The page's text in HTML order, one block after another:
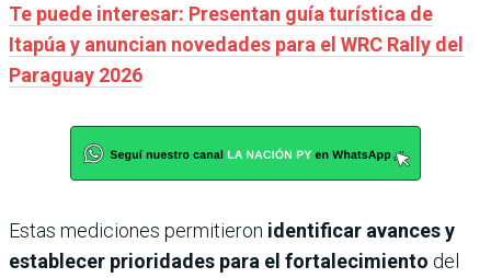
Te puede interesar: Presentan guía turística de
Itapúa y anuncian novedades para el WRC Rally del
Paraguay 2026
Estas mediciones permitieron identificar avances y
establecer prioridades para el fortalecimiento del